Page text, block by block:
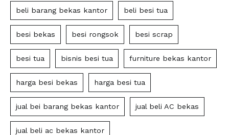
beli barang bekas kantor beli besi tua
besi bekas besi rongsok besi scrap
besi tua bisnis besi tua furniture bekas kantor
harga besi bekas harga besi tua
jual bei barang bekas kantor jual beli AC bekas
jual beli ac bekas kantor